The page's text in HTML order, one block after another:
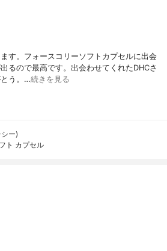
す。フォースコリーソフトカプセルに出会
るので最高です。出会わせてくれたDHCさ
とう。…続きを見る
ー)
ト カプセル